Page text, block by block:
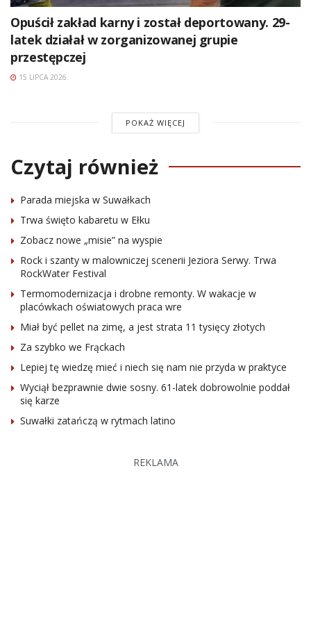
Opuścił zakład karny i został deportowany. 29-
latek działał w zorganizowanej grupie
przestępczej
15 LIPCA 2026
POKAŻ WIĘCEJ
Czytaj również
Parada miejska w Suwałkach
Trwa święto kabaretu w Ełku
Zobacz nowe „misie” na wyspie
Rock i szanty w malowniczej scenerii Jeziora Serwy. Trwa
RockWater Festival
Termomodernizacja i drobne remonty. W wakacje w
placówkach oświatowych praca wre
Miał być pellet na zimę, a jest strata 11 tysięcy złotych
Za szybko we Frąckach
Lepiej tę wiedzę mieć i niech się nam nie przyda w praktyce
Wyciął bezprawnie dwie sosny. 61-latek dobrowolnie poddał
się karze
Suwałki zatańczą w rytmach latino
REKLAMA